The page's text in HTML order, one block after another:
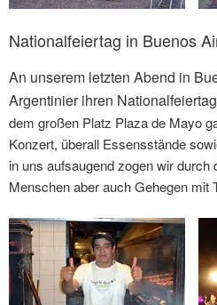
Nationalfeiertag in Buenos
An unserem letzten Abend in
Argentinier ihren
dem großen Platz Plaza de Mayo
Konzert, überall Essensstände
in uns aufsaugend zogen wir durch
Menschen aber auch Gehegen mit